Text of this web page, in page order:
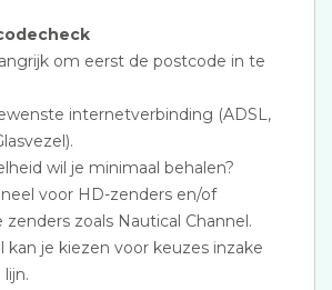
om eerst de postcode in te
internetverbinding (ADSL,
wil je minimaal behalen?
voor HD-zenders en/of
zenders zoals Nautical Channel.
kan je kiezen voor keuzes inzake